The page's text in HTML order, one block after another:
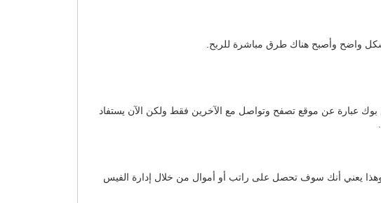
واضح وأصبح هناك طرق مباشرة للربح.
عبارة عن موقع تصفح وتواصل مع الآخرين فقط ولكن الآن يستفاد
يعني أنك سوف تحصل على راتب أو أموال من خلال إدارة الفيس